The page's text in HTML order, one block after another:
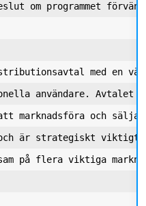
om programmet
med en
användare. Avtalet
marknadsföra och sälja
och är strategiskt viktigt
på flera viktiga